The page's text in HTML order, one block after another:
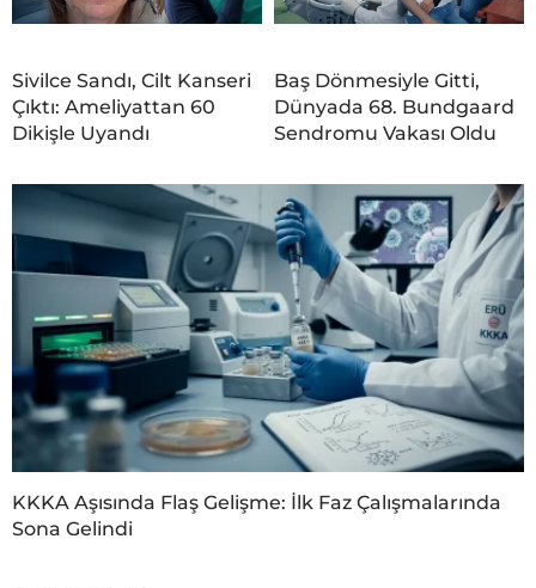
Sivilce Sandı, Cilt Kanseri
Çıktı: Ameliyattan 60
Dikişle Uyandı
Baş Dönmesiyle Gitti,
Dünyada 68. Bundgaard
Sendromu Vakası Oldu
KKKA Aşısında Flaş Gelişme: İlk Faz Çalışmalarında
Sona Gelindi